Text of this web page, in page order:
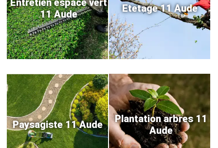
Entretien espace vert
11 Aude
Etetage 11 Aude
Paysagiste 11 Aude
Plantation arbres 11
Aude